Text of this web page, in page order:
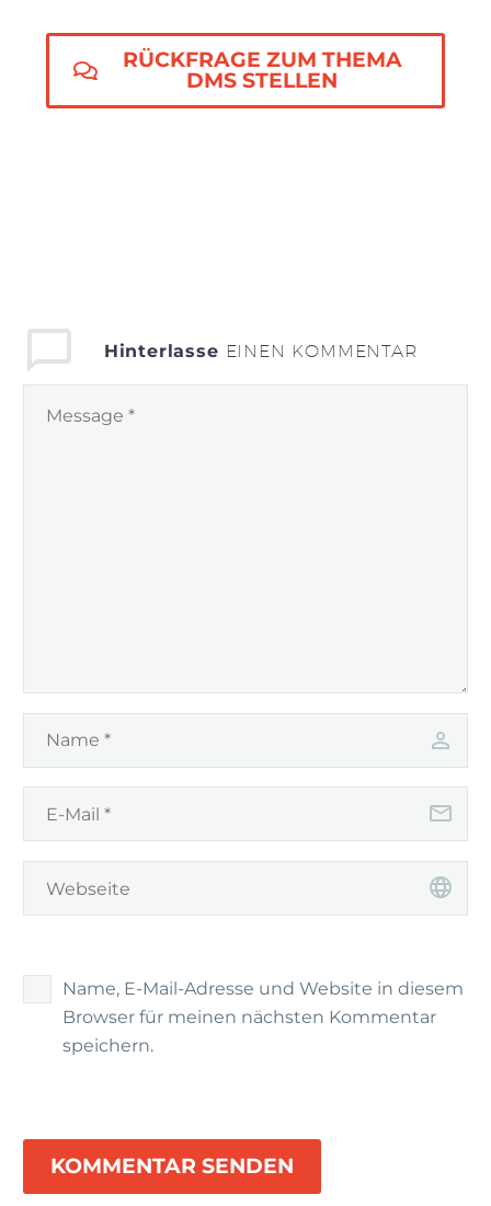
RÜCKFRAGE ZUM THEMA
DMS STELLEN
Hinterlasse EINEN KOMMENTAR
Name, E-Mail-Adresse und Website in diesem
Browser für meinen nächsten Kommentar
speichern.
KOMMENTAR SENDEN